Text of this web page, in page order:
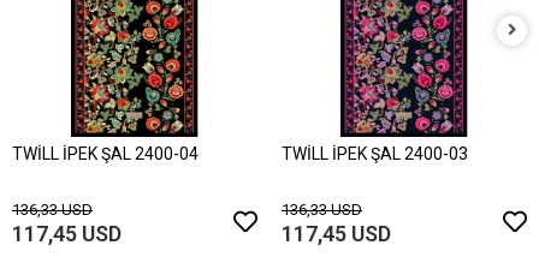
TWİLL İPEK ŞAL 2400-04
136,33 USD
117,45 USD
TWİLL İPEK ŞAL 2400-03
136,33 USD
117,45 USD